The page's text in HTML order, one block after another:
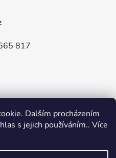
Dalším procházením
s jejich používáním.. Více
817